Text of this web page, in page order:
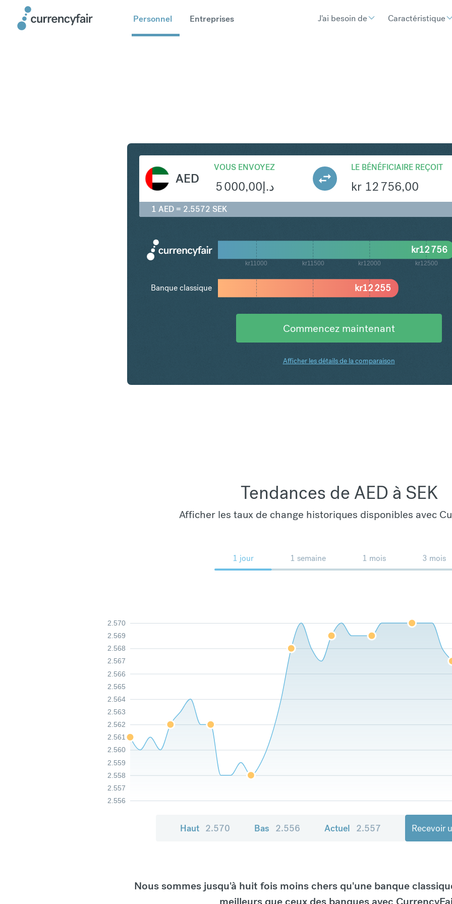
Personnel Entreprises J'ai besoin de Caractéristique
AED
VOUS ENVOYEZ
د.إ5 000,00
LE BÉNÉFICIAIRE REÇOIT
kr 12 756,00
1 AED = 2.5572 SEK
kr11000 kr11500 kr12000 kr12500
kr12 255
kr12 756
Banque classique
Commencez maintenant
Afficher les détails de la comparaison
Tendances de AED à SEK
Afficher les taux de change historiques disponibles avec
1 jour 1 semaine 1 mois 3 mois
2.556
2.557
2.558
2.559
2.560
2.561
2.562
2.563
2.564
2.565
2.566
2.567
2.568
2.569
2.570
Haut 2.570 Bas 2.556 Actuel 2.557 Recevoir
Nous sommes jusqu'à huit fois moins chers qu'une banque
meilleurs que ceux des banques avec